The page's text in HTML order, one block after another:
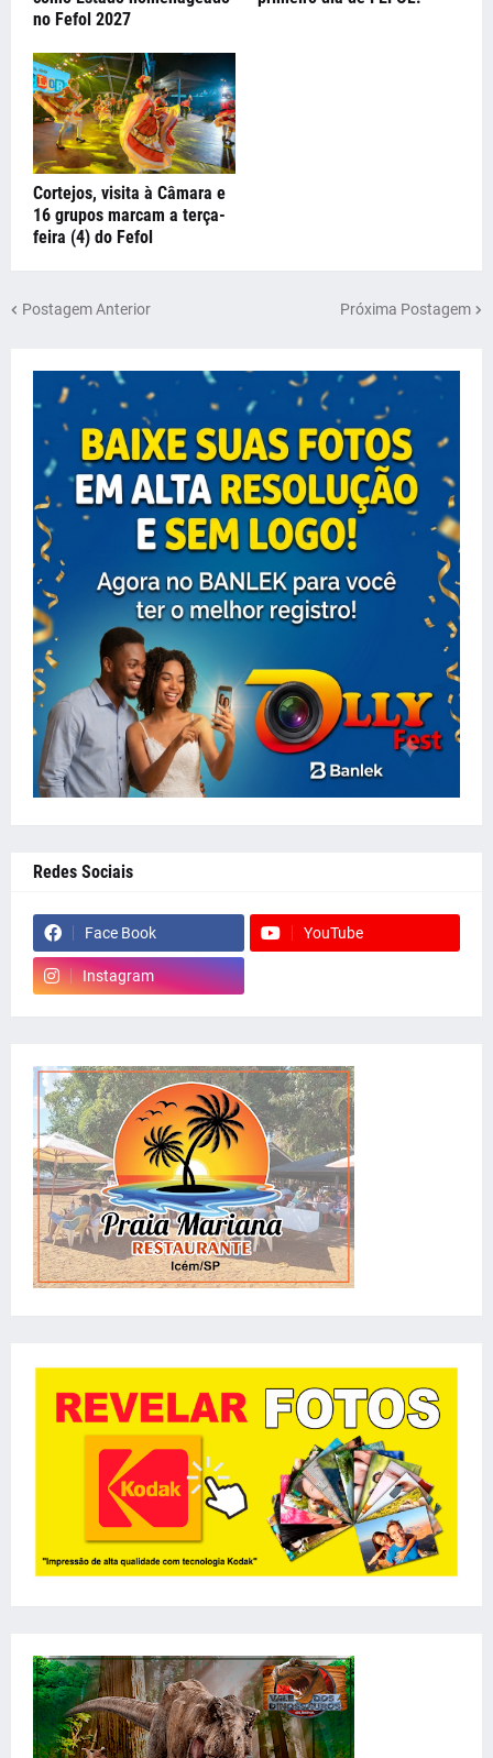
no Fefol 2027
Cortejos, visita à Câmara e
16 grupos marcam a terça-
feira (4) do Fefol
Postagem Anterior Próxima Postagem
Redes Sociais
Face Book YouTube
Instagram